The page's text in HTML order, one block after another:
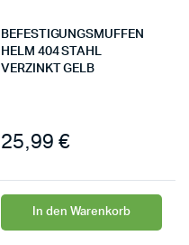
BEFESTIGUNGSMUFFEN
HELM 404 STAHL
VERZINKT GELB
25,99 €
In den Warenkorb